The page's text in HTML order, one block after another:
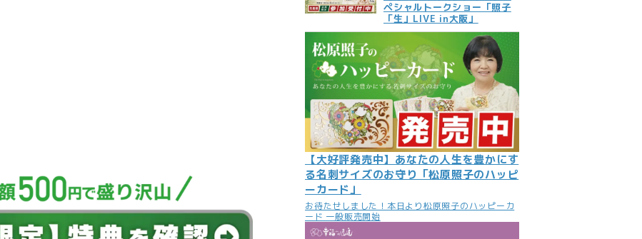
ペシャルトークショー「照子
「生」LIVE in大阪」
【大好評発売中】あなたの人生を豊かにす
る名刺サイズのお守り「松原照子のハッピ
ーカード」
お待たせしました！本日より松原照子のハッピーカ
ード 一般販売開始